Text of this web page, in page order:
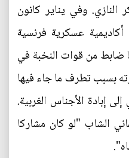
النازي. وفي يناير كانون
رفض قائد أكاديمية عسكرية فرنسية
ضابط من قوات النخبة في
بسبب تطرف ما جاء فيها
إبادة الأجناس الغربية.
الشاب "لو كان مشاركا